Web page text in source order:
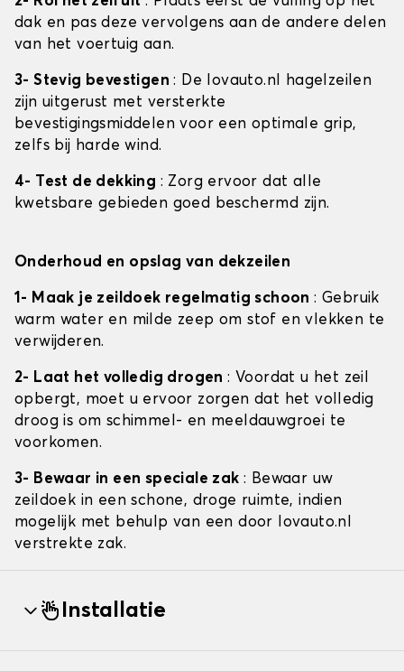
dak en pas deze vervolgens aan de andere delen
van het voertuig aan.
3- Stevig bevestigen: De lovauto.nl hagelzeilen
zijn uitgerust met versterkte
bevestigingsmiddelen voor een optimale grip,
zelfs bij harde wind.
4- Test de dekking : Zorg ervoor dat alle
kwetsbare gebieden goed beschermd zijn.
Onderhoud en opslag van dekzeilen
1- Maak je zeildoek regelmatig schoon: Gebruik
warm water en milde zeep om stof en vlekken te
verwijderen.
2- Laat het volledig drogen: Voordat u het zeil
opbergt, moet u ervoor zorgen dat het volledig
droog is om schimmel- en meeldauwgroei te
voorkomen.
3- Bewaar in een speciale zak : Bewaar uw
zeildoek in een schone, droge ruimte, indien
mogelijk met behulp van een door lovauto.nl
verstrekte zak.
Installatie